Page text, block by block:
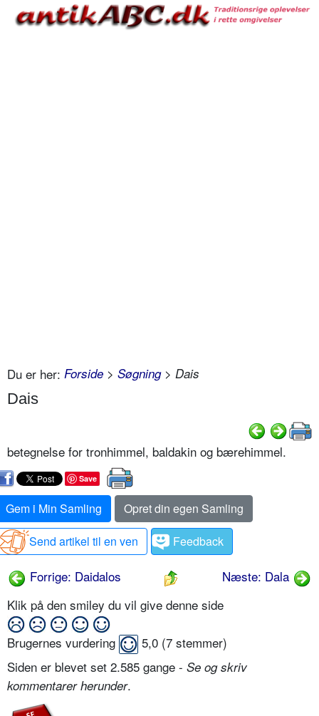
Du er her: Forside > Søgning> Dais
Dais
betegnelse for tronhimmel, baldakin og bærehimmel.
Save
Gem i Min Samling
Opret din egen Samling
Send artikel til en ven
Feedback
Forrige: Daidalos
Næste: Dala
Klik på den smiley du vil give denne side
Brugernes vurdering 5,0 (7 stemmer)
Siden er blevet set 2.585 gange - Se og skriv
kommentarer herunder.